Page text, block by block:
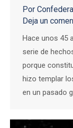
Por
Deja un
Hace unos 45
serie de
porque
hizo templar
en un pasado